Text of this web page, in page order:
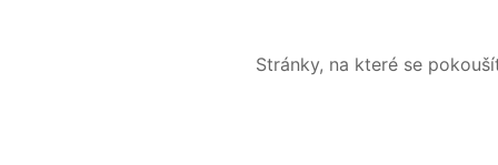
Stránky, na které se